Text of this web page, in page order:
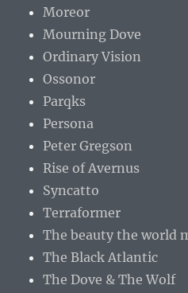
Moreor
Mourning Dove
Ordinary Vision
Ossonor
Parqks
Persona
Peter Gregson
Rise of Avernus
Syncatto
Terraformer
The beauty the world
The Black Atlantic
The Dove & The Wolf